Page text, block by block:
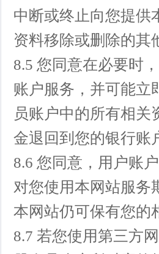
中断或终止向您提供
资料移除或删除的其
8.5 您同意在必要时
账户服务，并可能立
员账户中的所有相
金退回到您的银行账
8.6 您同意，用户账
对您使用本网站服务
本网站仍可保有您的
8.7 若您使用第三方